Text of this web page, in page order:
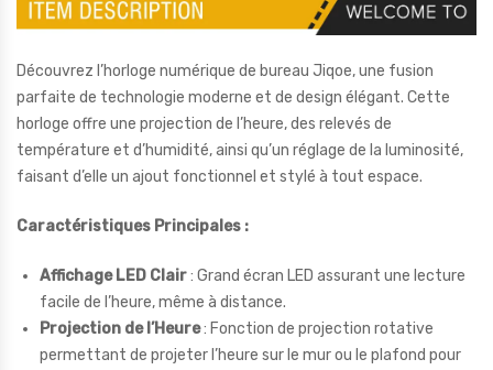
Découvrez l’horloge numérique de bureau Jiqoe, une fusion
parfaite de technologie moderne et de design élégant. Cette
horloge offre une projection de l’heure, des relevés de
température et d’humidité, ainsi qu’un réglage de la luminosité,
faisant d’elle un ajout fonctionnel et stylé à tout espace.
Caractéristiques Principales :
Affichage LED Clair: Grand écran LED assurant une lecture
facile de l’heure, même à distance.
Projection de l’Heure: Fonction de projection rotative
permettant de projeter l’heure sur le mur ou le plafond pour